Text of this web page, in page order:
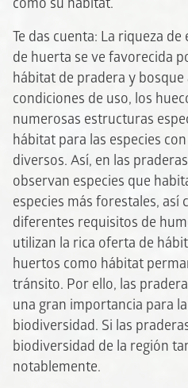
Te das cuenta: La riqueza
de huerta se ve favorecida
hábitat de pradera y
condiciones de uso, los
numerosas estructuras
hábitat para las especies
diversos. Así, en las
observan especies que
especies más forestales, así
diferentes requisitos de
utilizan la rica oferta de
huertos como hábitat
tránsito. Por ello, las
una gran importancia para
biodiversidad. Si las
biodiversidad de la región
notablemente.